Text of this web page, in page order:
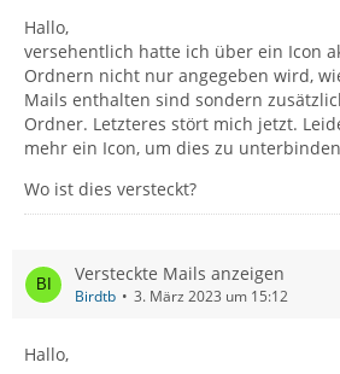
Hallo,
versehentlich hatte ich über ein Icon
Ordnern nicht nur angegeben wird,
Mails enthalten sind sondern
Ordner. Letzteres stört mich jetzt.
mehr ein Icon, um dies zu
Wo ist dies versteckt?
Versteckte Mails anzeigen
Birdtb 3. März 2023 um 15:12
Hallo,